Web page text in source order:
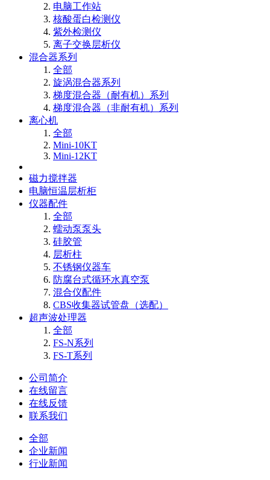
电脑工作站
核酸蛋白检测仪
紫外检测仪
离子交换层析仪
混合器系列
全部
旋涡混合器系列
梯度混合器（耐有机）系列
梯度混合器（非耐有机）系列
离心机
全部
Mini-10KT
Mini-12KT
磁力搅拌器
电脑恒温层析柜
仪器配件
全部
蠕动泵泵头
硅胶管
层析柱
不锈钢仪器车
防腐台式循环水真空泵
混合仪配件
CBS收集器试管盘（选配）
超声波处理器
全部
FS-N系列
FS-T系列
公司简介
在线留言
在线反馈
联系我们
全部
企业新闻
行业新闻